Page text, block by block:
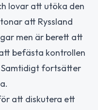
lovar att utöka den
att Ryssland
men är berett att
befästa kontrollen
Samtidigt fortsätter
att diskutera ett